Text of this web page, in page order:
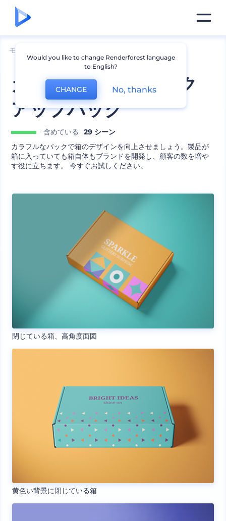
モックアップ
カラフルな箱のモック
アップパック
含めている
29 シーン
カラフルなパックで箱のデザインを向上させましょう。製品が
箱に入っていても箱自体もブランドを開発し、顧客の数を増や
す役に立ちます。 今すぐお試しください。
閉じている箱、高角度面図
黄色い背景に閉じている箱
Would you like to change Renderforest language
to English?
CHANGE No, thanks